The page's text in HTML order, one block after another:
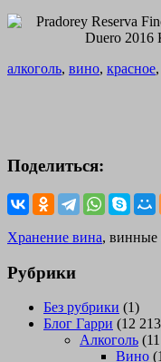
алкоголь, вино, красное,
Поделиться:
Хранение вина, винные
Рубрики
Без рубрики (1)
Блог Гарри (12
Алкоголь
Вино